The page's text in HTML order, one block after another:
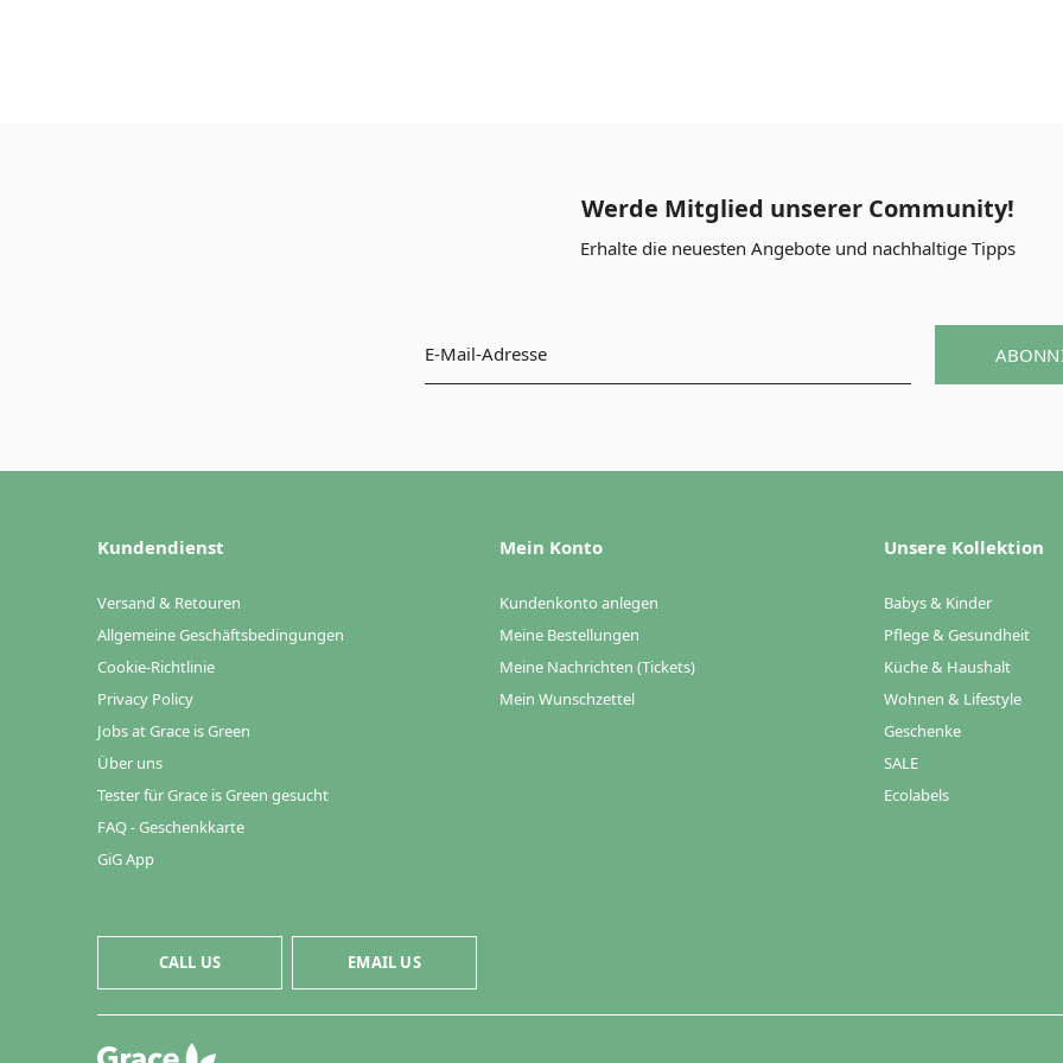
Werde Mitglied unserer Community!
Erhalte die neuesten Angebote und nachhaltige Tipps
Kundendienst
Versand & Retouren
Allgemeine Geschäftsbedingungen
Cookie-Richtlinie
Privacy Policy
Jobs at Grace is Green
Über uns
Tester für Grace is Green gesucht
FAQ - Geschenkkarte
GiG App
Mein Konto
Kundenkonto anlegen
Meine Bestellungen
Meine Nachrichten (Tickets)
Mein Wunschzettel
Unsere Kollektion
Babys & Kinder
Pflege & Gesundheit
Küche & Haushalt
Wohnen & Lifestyle
Geschenke
SALE
Ecolabels
CALL US EMAIL US